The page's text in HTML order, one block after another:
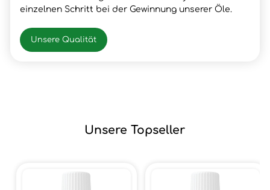
einzelnen Schritt bei der Gewinnung unserer Öle.
Unsere Qualität
Unsere Topseller